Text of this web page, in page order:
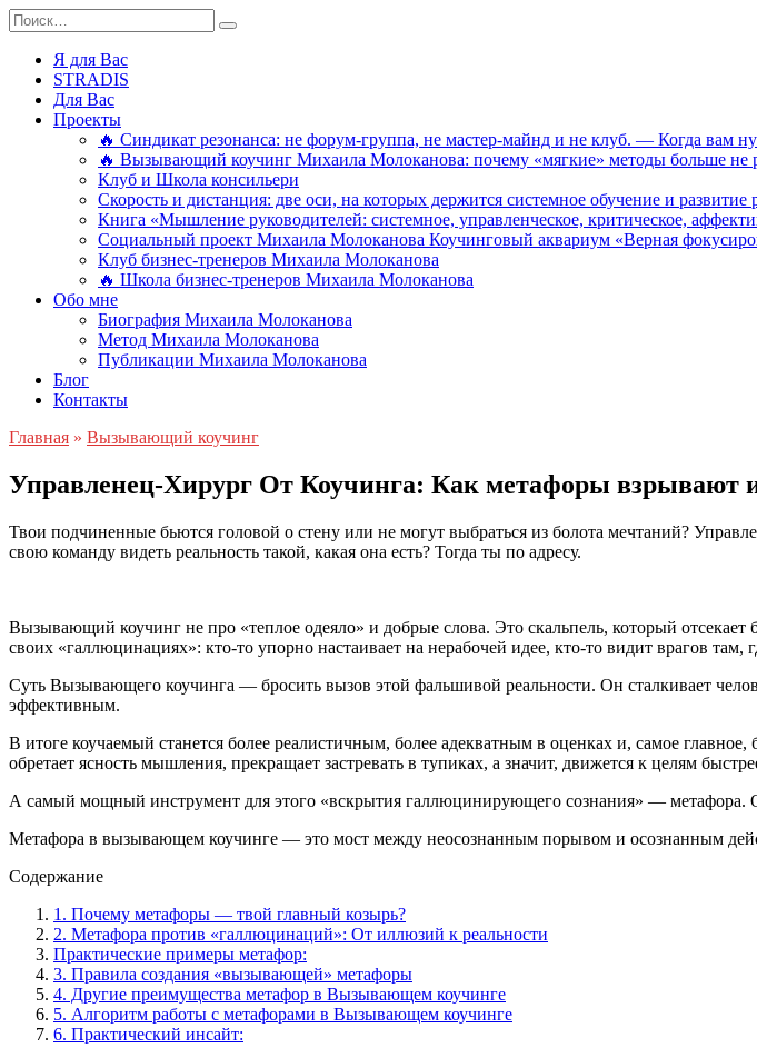
Перейти
к
содержанию
Search
for:
Я для Вас
STRADIS
Для Вас
Проекты
🔥 Синдикат резонанса: не форум-группа, не мастер-майнд и не клуб. — Когда вам
🔥 Вызывающий коучинг Михаила Молоканова: почему «мягкие» методы больше не
Клуб и Школа консильери
Скорость и дистанция: две оси, на которых держится системное обучение и
Книга «Мышление руководителей: системное, управленческое, критическое,
Социальный проект Михаила Молоканова Коучинговый аквариум «Верная
Клуб бизнес-тренеров Михаила Молоканова
🔥 Школа бизнес-тренеров Михаила Молоканова
Обо мне
Биография Михаила Молоканова
Метод Михаила Молоканова
Публикации Михаила Молоканова
Блог
Контакты
Главная » Вызывающий коучинг
Управленец-Хирург От Коучинга: Как метафоры взрывают
Твои подчиненные бьются головой о стену или не могут выбраться из болота мечтаний?
свою команду видеть реальность такой, какая она есть? Тогда ты по адресу.
Вызывающий коучинг не про «теплое одеяло» и добрые слова. Это скальпель, который
своих «галлюцинациях»: кто-то упорно настаивает на нерабочей идее, кто-то видит врагов
Суть Вызывающего коучинга — бросить вызов этой фальшивой реальности. Он сталкивает
эффективным.
В итоге коучаемый станется более реалистичным, более адекватным в оценках и, самое
обретает ясность мышления, прекращает застревать в тупиках, а значит, движется к целям
А самый мощный инструмент для этого «вскрытия галлюцинирующего сознания» — метафора.
Метафора в вызывающем коучинге — это мост между неосознанным порывом и осознанным
Содержание
1. Почему метафоры — твой главный козырь?
2. Метафора против «галлюцинаций»: От иллюзий к реальности
Практические примеры метафор:
3. Правила создания «вызывающей» метафоры
4. Другие преимущества метафор в Вызывающем коучинге
5. Алгоритм работы с метафорами в Вызывающем коучинге
6. Практический инсайт: